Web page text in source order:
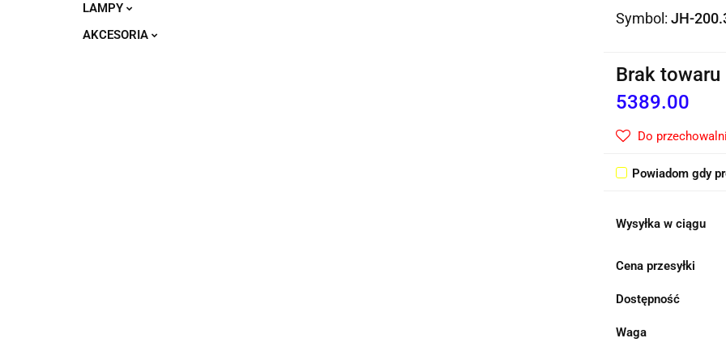
LAMPY
AKCESORIA
Symbol:JH-
Brak towaru
5389.00
Do
Powiadom gdy
Wysyłka w ciągu
Cena przesyłki
Dostępność
Waga